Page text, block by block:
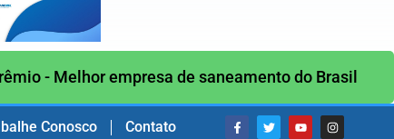
- Melhor empresa de saneamento do Brasil
Conosco Contato